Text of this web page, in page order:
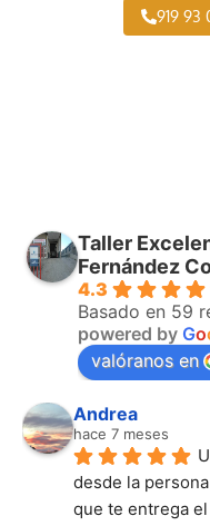
919 93
Taller
Fernández
4.3
Basado en 59
powered by Go
valóranos en
Andrea
hace 7 meses
desde la
que te entrega